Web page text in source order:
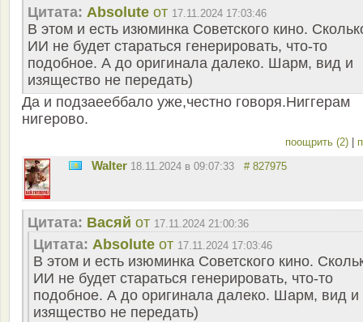
Цитата: Absolute от 17.11.2024 17:03:46
В этом и есть изюминка Советского кино.
ИИ не будет стараться генерировать, что-то
подобное. А до оригинала далеко. Шарм, вид и
изящество не передать)
Да и подзаееббало уже,честно говоря.Ниггерам
нигерово.
поощрить (2)
Walter 18.11.2024 в 09:07:33 # 827975
Цитата: Васяй от 17.11.2024 21:00:36
Цитата: Absolute от 17.11.2024 17:03:46
В этом и есть изюминка Советского кино.
ИИ не будет стараться генерировать, что-то
подобное. А до оригинала далеко. Шарм, вид и
изящество не передать)